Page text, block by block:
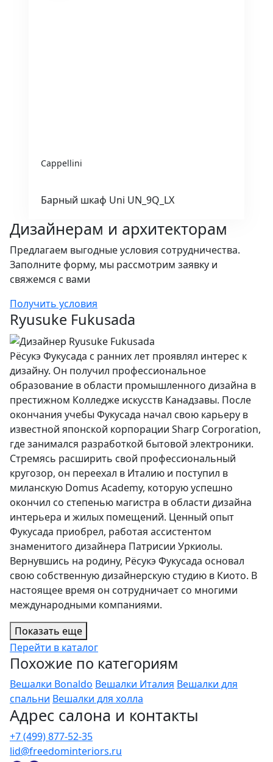
Cappellini
Барный шкаф Uni UN_9Q_LX
Дизайнерам и архитекторам
Предлагаем выгодные условия сотрудничества.
Заполните форму, мы рассмотрим заявку и
свяжемся с вами
Получить условия
Ryusuke Fukusada
Рёсукэ Фукусада с ранних лет проявлял интерес к
дизайну. Он получил профессиональное
образование в области промышленного дизайна в
престижном Колледже искусств Канадзавы. После
окончания учебы Фукусада начал свою карьеру в
известной японской корпорации Sharp Corporation,
где занимался разработкой бытовой электроники.
Стремясь расширить свой профессиональный
кругозор, он переехал в Италию и поступил в
миланскую Domus Academy, которую успешно
окончил со степенью магистра в области дизайна
интерьера и жилых помещений. Ценный опыт
Фукусада приобрел, работая ассистентом
знаменитого дизайнера Патрисии Уркиолы.
Вернувшись на родину, Рёсукэ Фукусада основал
свою собственную дизайнерскую студию в Киото. В
настоящее время он сотрудничает со многими
международными компаниями.
Показать еще
Перейти в каталог
Похожие по категориям
Вешалки Bonaldo Вешалки Италия Вешалки для
спальни Вешалки для холла
Адрес салона и контакты
+7 (499) 877-52-35
lid@freedominteriors.ru